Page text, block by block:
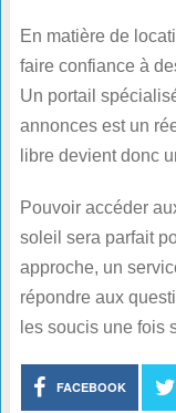
En matière de
faire confiance à
Un portail
annonces est un
libre devient donc
Pouvoir accéder
soleil sera parfait
approche, un
répondre aux
les soucis une fois
FACEBOOK